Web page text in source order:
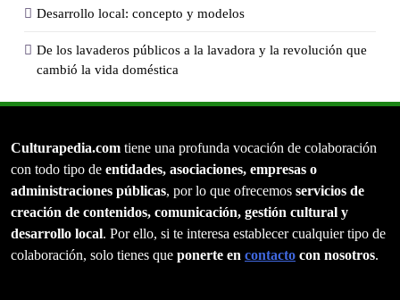
Desarrollo local: concepto y modelos
De los lavaderos públicos a la lavadora y la revolución que
cambió la vida doméstica
Culturapedia.com tiene una profunda vocación de colaboración
con todo tipo de entidades, asociaciones, empresas o
administraciones públicas, por lo que ofrecemos servicios de
creación de contenidos, comunicación, gestión cultural y
desarrollo local. Por ello, si te interesa establecer cualquier tipo de
colaboración, solo tienes que ponerte en contacto con nosotros.